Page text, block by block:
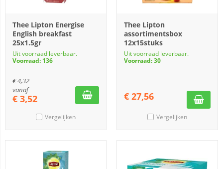
Thee Lipton Energise
English breakfast
25x1.5gr
Uit voorraad leverbaar.
Voorraad: 136
€4,32
vanaf
€ 3,52
Vergelijken
Thee Lipton
assortimentsbox
12x15stuks
Uit voorraad leverbaar.
Voorraad: 30
€ 27,56
Vergelijken